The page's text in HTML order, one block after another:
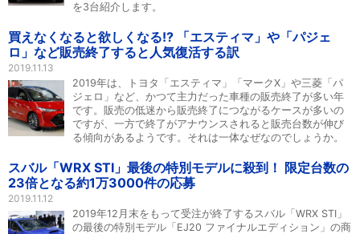
を3台紹介します。
買えなくなると欲しくなる!? 「エスティマ」や「パジェ
ロ」など販売終了すると人気復活する訳
2019.11.13
2019年は、トヨタ「エスティマ」「マークX」や三菱「パ
ジェロ」など、かつて主力だった車種の販売終了が多い年
です。販売の低迷から販売終了につながるケースが多いの
ですが、一方で終了がアナウンスされると販売台数が伸び
る傾向があるようです。それは一体なぜなのでしょうか。
スバル「WRX STI」最後の特別モデルに殺到！ 限定台数の
23倍となる約1万3000件の応募
2019.11.12
2019年12月末をもって受注が終了するスバル「WRX STI」
の最後の特別モデル「EJ20 ファイナルエディション」の商